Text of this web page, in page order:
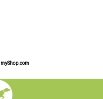
myShop.com